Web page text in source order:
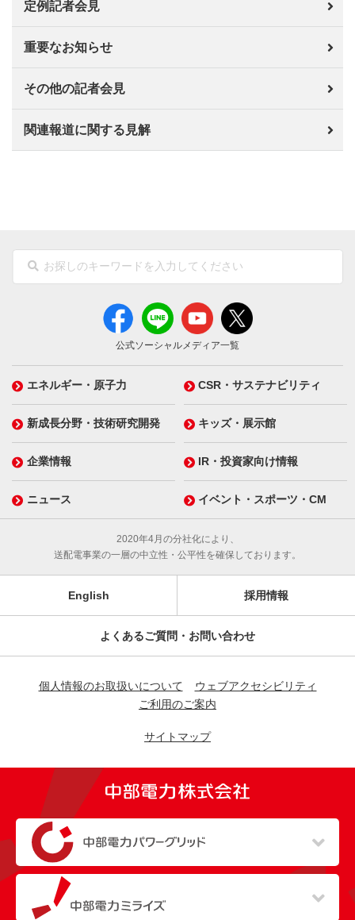
定例記者会見
重要なお知らせ
その他の記者会見
関連報道に関する見解
公式ソーシャルメディア一覧
エネルギー・原子力 CSR・サステナビリティ
新成長分野・技術研究開発 キッズ・展示館
企業情報 IR・投資家向け情報
ニュース イベント・スポーツ・CM
2020年4月の分社化により、
送配電事業の一層の中立性・公平性を確保しております。
English 採用情報
よくあるご質問・お問い合わせ
個人情報のお取扱いについて
ウェブアクセシビリティ
ご利用のご案内
サイトマップ
（新しいウィンドウを開きます）
（新しいウィンドウを開きます）